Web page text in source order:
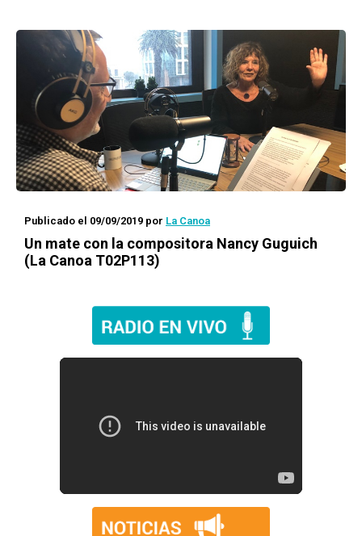
Publicado el 09/09/2019 por La Canoa
Un mate con la compositora Nancy Guguich
(La Canoa T02P113)